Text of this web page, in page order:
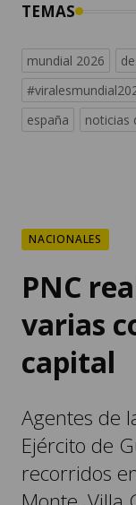
TEMAS
mundial 2026
españa
noticias
NACIONALES
PNC
varias
capital
Agentes de
Ejército de
recorridos